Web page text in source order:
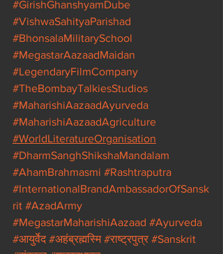
#GirishGhanshyamDube
#VishwaSahityaParishad
#BhonsalaMilitarySchool
#MegastarAazaadMaidan
#LegendaryFilmCompany
#TheBombayTalkiesStudios
#MaharishiAazaadAyurveda
#MaharishiAazaadAgriculture
#WorldLiteratureOrganisation
#DharmSanghShikshaMandalam
#AhamBrahmasmi #Rashtraputra
#InternationalBrandAmbassadorOfSansk
rit #AzadArmy
#MegastarMaharishiAazaad #Ayurveda
#आयुर्वेद #अहंब्रह्मस्मि #राष्ट्रपुत्र #Sanskrit